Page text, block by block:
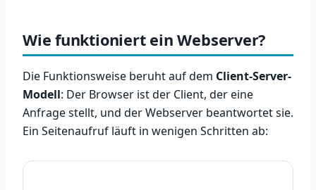
Wie funktioniert ein Webserver?
Die Funktionsweise beruht auf dem Client-Server-
Modell: Der Browser ist der Client, der eine
Anfrage stellt, und der Webserver beantwortet sie.
Ein Seitenaufruf läuft in wenigen Schritten ab: